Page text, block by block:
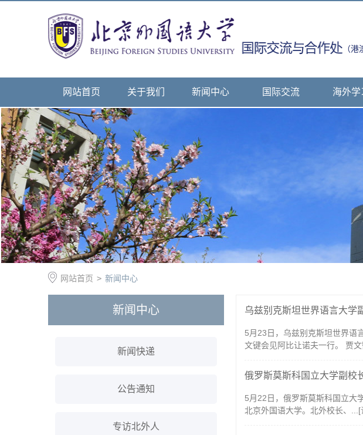
（港
网站首页 关于我们 新闻中心 国际交流 海外学
网站首页 > 新闻中心
新闻中心
新闻快递
公告通知
专访北外人
乌兹别克斯坦世界语言大学
5月23日，乌兹别克斯坦世界语
文键会见阿比让诺夫一行。 贾
俄罗斯莫斯科国立大学副校
5月22日，俄罗斯莫斯科国立大
北京外国语大学。北外校长、...[